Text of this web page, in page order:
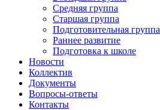
Средняя группа
Старшая группа
Подготовительная группа
Раннее развитие
Подготовка к школе
Новости
Коллектив
Документы
Вопросы-ответы
Контакты